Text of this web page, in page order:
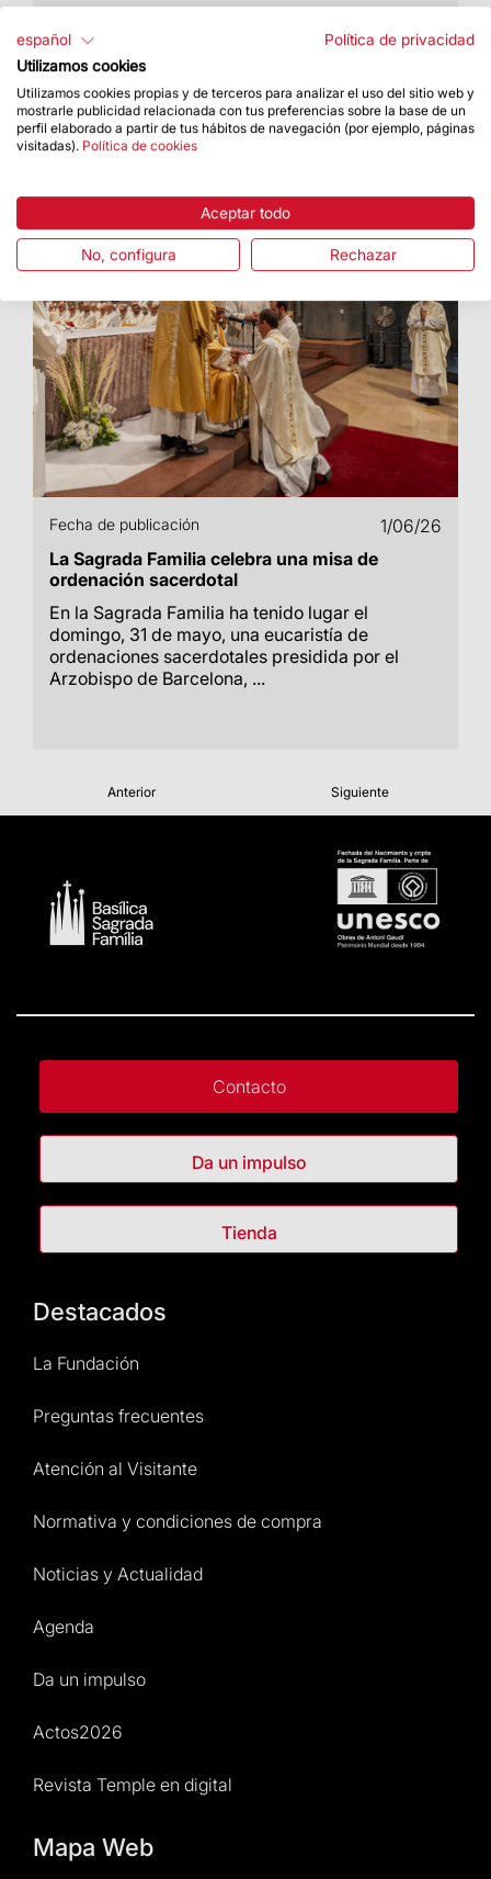
espiritual y patrimonial de la Basílica
Fecha de publicación
1/06/26
La Sagrada Familia celebra una misa de
ordenación sacerdotal
En la Sagrada Familia ha tenido lugar el
domingo, 31 de mayo, una eucaristía de
ordenaciones sacerdotales presidida por el
Arzobispo de Barcelona, ...
Anterior Siguiente
Contacto
Da un impulso
Tienda
Destacados
La Fundación
Preguntas frecuentes
Atención al Visitante
Normativa y condiciones de compra
Noticias y Actualidad
Agenda
Da un impulso
Actos2026
Revista Temple en digital
Mapa Web
español
Política de privacidad
Utilizamos cookies
Utilizamos cookies propias y de terceros para analizar el uso del sitio web y
mostrarle publicidad relacionada con tus preferencias sobre la base de un
perfil elaborado a partir de tus hábitos de navegación (por ejemplo, páginas
visitadas). Política de cookies
Aceptar todo
No, configura Rechazar